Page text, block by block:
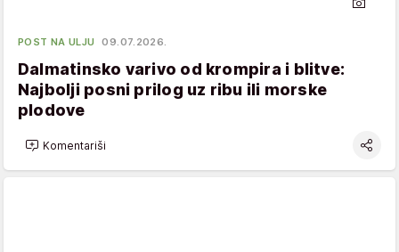
POST NA ULJU 09.07.2026.
Dalmatinsko varivo od krompira i blitve:
Najbolji posni prilog uz ribu ili morske
plodove
Komentariši